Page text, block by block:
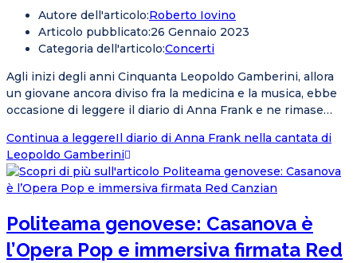
Autore dell'articolo:Roberto Iovino
Articolo pubblicato:26 Gennaio 2023
Categoria dell'articolo:Concerti
Agli inizi degli anni Cinquanta Leopoldo Gamberini, allora
un giovane ancora diviso fra la medicina e la musica, ebbe
occasione di leggere il diario di Anna Frank e ne rimase…
Continua a leggereIl diario di Anna Frank nella cantata di
Leopoldo Gamberini
Politeama genovese: Casanova è
l’Opera Pop e immersiva firmata Red